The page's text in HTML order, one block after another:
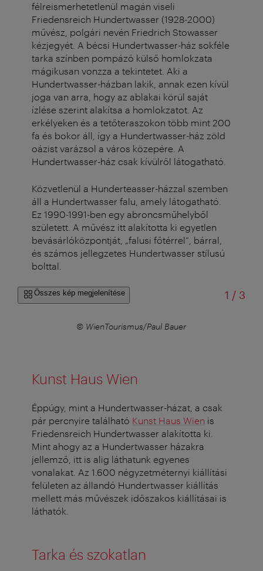
félreismerhetetlenül magán viseli
Friedensreich Hundertwasser (1928-2000)
művész, polgári nevén Friedrich Stowasser
kézjegyét. A bécsi Hundertwasser-ház sokféle
tarka színben pompázó külső homlokzata
mágikusan vonzza a tekintetet. Aki a
Hundertwasser-házban lakik, annak ezen kívül
joga van arra, hogy az ablakai körül saját
ízlése szerint alakítsa a homlokzatot. Az
erkélyeken és a tetőteraszokon több mint 200
fa és bokor áll, így a Hundertwasser-ház zöld
oázist varázsol a város közepére. A
Hundertwasser-ház csak kívülről látogatható.
Közvetlenül a Hunderteasser-házzal szemben
áll a Hundertwasser falu, amely látogatható.
Ez 1990-1991-ben egy abroncsműhelyből
született. A művész itt alakította ki egyetlen
bevásárlóközpontját, „falusi főtérrel”, bárral,
és számos jellegzetes Hundertwasser stílusú
bolttal.
Összes kép megjelenítése 1 // 3
© WienTourismus/Paul Bauer
Kunst Haus Wien
Éppúgy, mint a Hundertwasser-házat, a csak
pár percnyire található Kunst Haus Wien is
Friedensreich Hundertwasser alakította ki.
Mint ahogy az a Hundertwasser házakra
jellemző, itt is alig láthatunk egyenes
vonalakat. Az 1.600 négyzetméternyi kiállítási
felületen az állandó Hundertwasser kiállítás
mellett más művészek időszakos kiállításai is
láthatók.
Tarka és szokatlan